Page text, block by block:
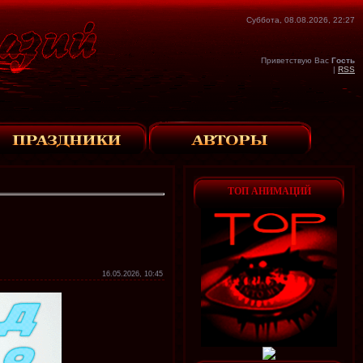
Суббота, 08.08.2026, 22:27
Приветствую Вас Гость
| RSS
16.05.2026, 10:45
ТОП АНИМАЦИЙ